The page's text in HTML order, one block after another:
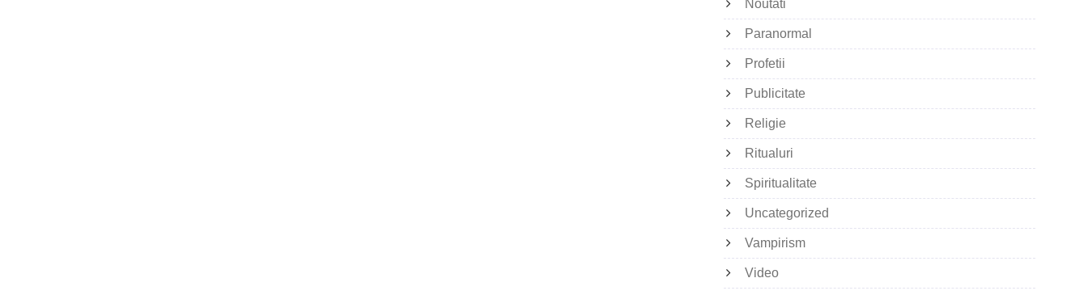
Noutati
Paranormal
Profetii
Publicitate
Religie
Ritualuri
Spiritualitate
Uncategorized
Vampirism
Video